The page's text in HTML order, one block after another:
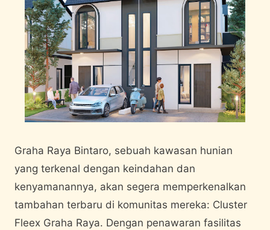
Graha Raya Bintaro, sebuah kawasan hunian
yang terkenal dengan keindahan dan
kenyamanannya, akan segera memperkenalkan
tambahan terbaru di komunitas mereka: Cluster
Fleex Graha Raya. Dengan penawaran fasilitas